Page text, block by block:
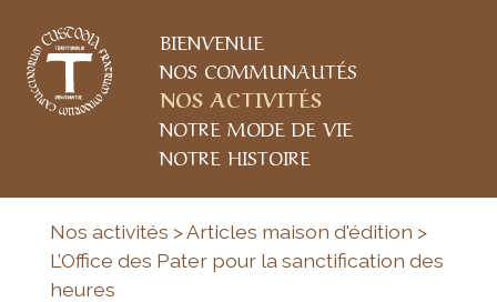
BIENVENUE
NOS COMMUNAUTÉS
NOS ACTIVITÉS
NOTRE MODE DE VIE
NOTRE HISTOIRE
Nos activités > Articles maison d'édition >
L’Office des Pater pour la sanctification des
heures